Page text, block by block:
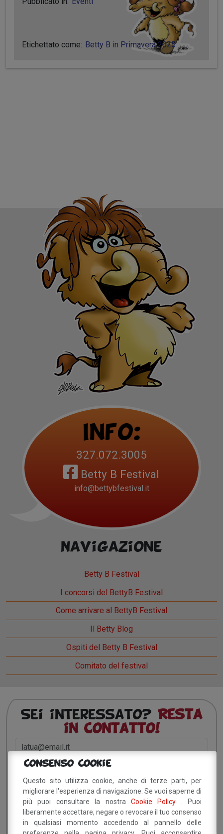
Etichettato come: Betty B in Primavera 2025
Info:
327.072.3005
Betty B Festival
info@bettybfestival.it
Navigazione
Betty B Festival
I concorsi del BettyB Festival
Come arrivare al BettyB Festival
Il Betty Blog
Ospiti del Betty B Festival
Comitato del festival
Sei interessato? Resta
in contatto!
privacy e, autorizzo il trattamento dei miei dati
personali.
Consenso Cookie
Questo sito utilizza cookie, anche di terze parti, per
migliorare l'esperienza di navigazione. Se vuoi saperne di
più puoi consultare la nostra Cookie Policy
. Puoi
liberamente accettare, negare o revocare il tuo consenso
in qualsiasi momento accedendo al pannello delle